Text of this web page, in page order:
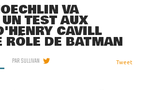
VA
TEST AUX
CAVILL
RÔLE DE BATMAN
PARSULLIVAN Tweet